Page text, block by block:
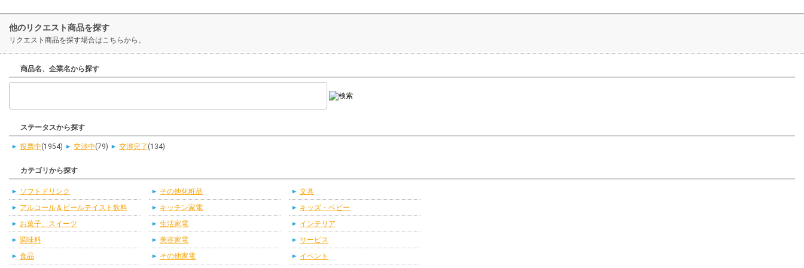
他のリクエスト商品を探す
リクエスト商品を探す場合はこちらから。
商品名、企業名から探す
ステータスから探す
投票中(1954) 交渉中(79) 交渉完了 (134)
カテゴリから探す
ソフトドリンク
アルコール＆ビールテイスト飲料
お菓子、スイーツ
調味料
食品
その他化粧品
キッチン家電
生活家電
美容家電
その他家電
文具
キッズ・ベビー
インテリア
サービス
イベント